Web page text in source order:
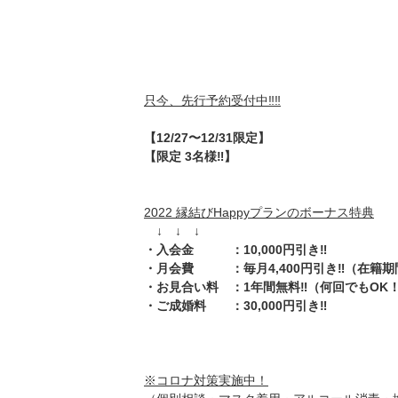
只今、先行予約受付中‼️‼️
【12/27〜12/31限定】
【限定 3名様‼️】
2022 縁結びHappyプランのボーナス特典
↓ ↓ ↓
・入会金 ：10,000円引き‼️
・月会費 ：毎月4,400円引き‼️（在籍期
・お見合い料 ：1年間無料‼️（何回でもOK！
・ご成婚料 ：30,000円引き‼️
※コロナ対策実施中！